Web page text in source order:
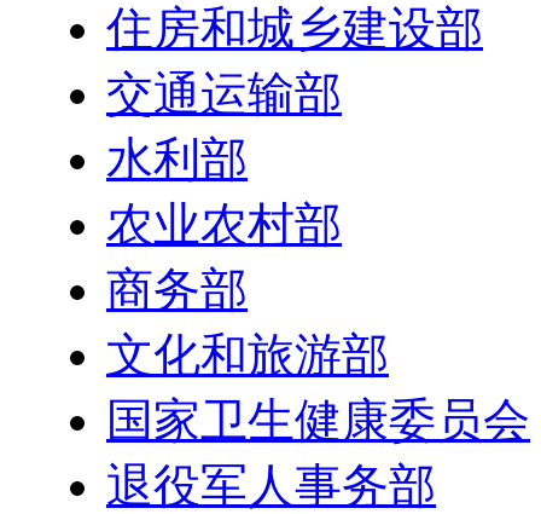
住房和城乡建设部
交通运输部
水利部
农业农村部
商务部
文化和旅游部
国家卫生健康委员会
退役军人事务部